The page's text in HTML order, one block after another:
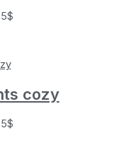
$
cozy
$